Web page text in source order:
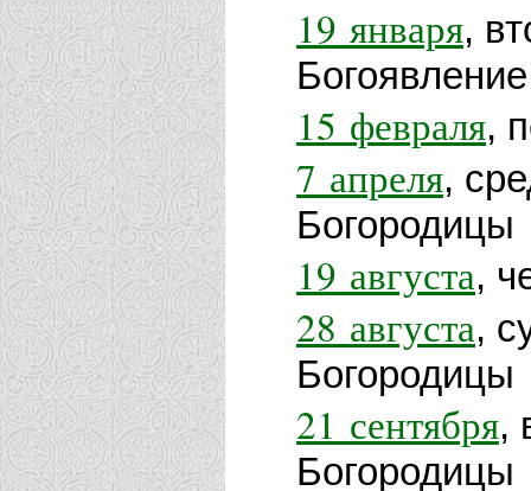
19 января,
Богоявление
15 февраля,
7 апреля,
Богородицы
19 августа,
28 августа,
Богородицы
21 сентября,
Богородицы